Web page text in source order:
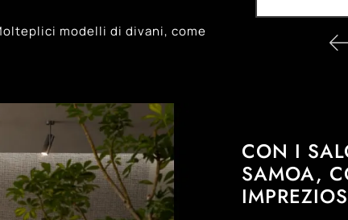
modelli di divani, come
CON I
SAMOA,